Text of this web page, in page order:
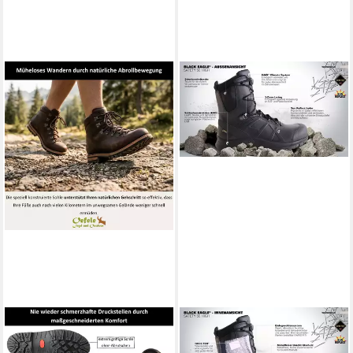
LA CHASSE®
La Chasse® Jagdstiefel
BLACK EAGLE Safety 50